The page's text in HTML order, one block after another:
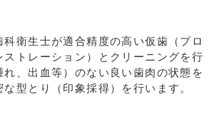
科衛生士が適合精度の高い仮歯（プロ
ストレーション）とクリーニングを行
れ、出血等）のない良い歯肉の状態を
型とり（印象採得）を行います。